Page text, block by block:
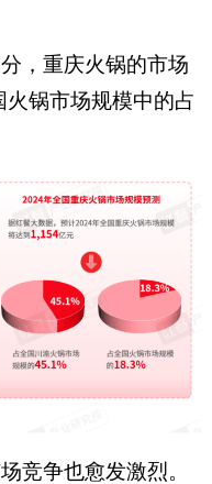
，重庆火锅的市场
锅市场规模中的占
竞争也愈发激烈。